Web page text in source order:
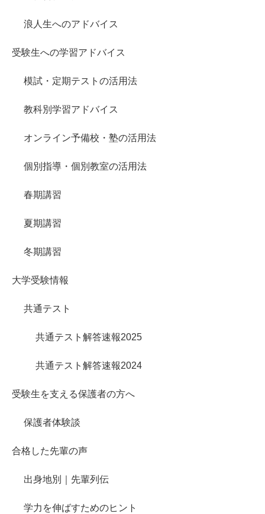
浪人生へのアドバイス
受験生への学習アドバイス
模試・定期テストの活用法
教科別学習アドバイス
オンライン予備校・塾の活用法
個別指導・個別教室の活用法
春期講習
夏期講習
冬期講習
大学受験情報
共通テスト
共通テスト解答速報2025
共通テスト解答速報2024
受験生を支える保護者の方へ
保護者体験談
合格した先輩の声
出身地別｜先輩列伝
学力を伸ばすためのヒント